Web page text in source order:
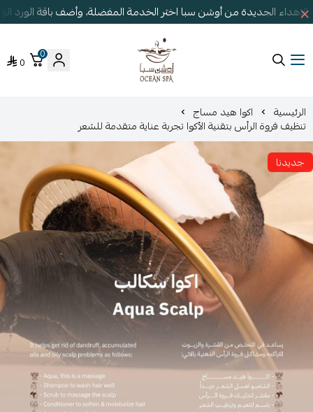
الجديدة من أوشن سبا اختر الخدمة المفضلة، وأضف باقة
أوشن سبا
0
0
الرئيسية اكوا هيد مساج
تنظيف فروة الرأس بتقنية الأكوا تجربة عناية متقدمة للشعر
جديدنا